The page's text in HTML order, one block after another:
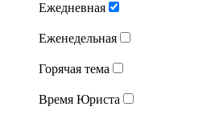
Ежедневная
Еженедельная
Горячая тема
Время Юриста